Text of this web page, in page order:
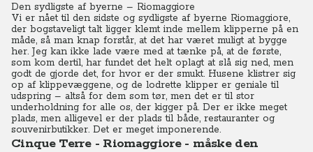
Den sydligste af byerne – Riomaggiore
Vi er nået til den sidste og sydligste af byerne Riomaggiore,
der bogstaveligt talt ligger klemt inde mellem klipperne på en
måde, så man knap forstår, at det har været muligt at bygge
her. Jeg kan ikke lade være med at tænke på, at de første,
som kom dertil, har fundet det helt oplagt at slå sig ned, men
godt de gjorde det, for hvor er der smukt. Husene klistrer sig
op af klippevæggene, og de lodrette klipper er geniale til
udspring – altså for dem som tør, men det er til stor
underholdning for alle os, der kigger på. Der er ikke meget
plads, men alligevel er der plads til både, restauranter og
souvenirbutikker. Det er meget imponerende.
Cinque Terre - Riomaggiore - måske den